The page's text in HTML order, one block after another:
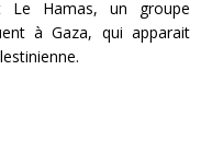
Le Hamas, un groupe
à Gaza, qui apparait